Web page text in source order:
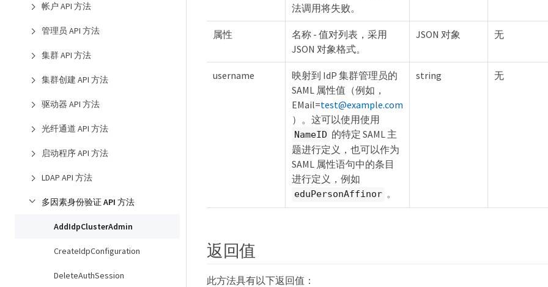
帐户 API 方法
管理员 API 方法
集群 API 方法
集群创建 API 方法
驱动器 API 方法
光纤通道 API 方法
启动程序 API 方法
LDAP API 方法
多因素身份验证 API 方法
AddIdpClusterAdmin
CreateIdpConfiguration
DeleteAuthSession
法调用将失败。
属性
名称 - 值对列表，采用
JSON 对象格式。
JSON 对象 无
username
映射到 IdP 集群管理员的
SAML 属性值（例如，
EMail=test@example.com
）。这可以使用使用
NameID 的特定 SAML 主
题进行定义，也可以作为
SAML 属性语句中的条目
进行定义，例如
eduPersonAffinor 。
string 无
返回值
此方法具有以下返回值：